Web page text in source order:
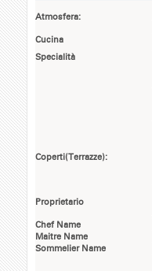
Atmosfera:
Cucina
Specialità
Coperti(Terrazze):
Proprietario
Chef Name
Maitre Name
Sommelier Name